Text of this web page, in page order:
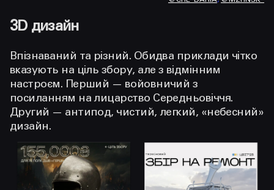
3D дизайн
Впізнаваний та різний. Обидва приклади чітко
вказують на ціль збору, але з відмінним
настроєм. Перший — войовничий з
посиланням на лицарство Середньовіччя.
Другий — антипод, чистий, легкий, «небесний»
дизайн.